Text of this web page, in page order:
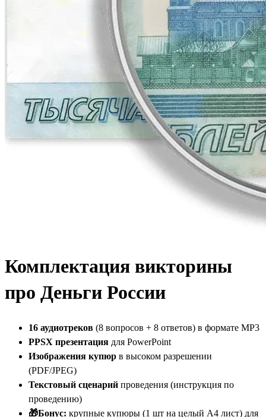
Комплектация викторины
про Деньги России
16 аудиотреков (8 вопросов + 8 ответов) в формате MP3
PPSX презентация для PowerPoint
Изображения купюр в высоком разрешении
(PDF/JPEG)
Текстовый сценарий проведения (инструкция по
проведению)
🎁Бонус: крупные купюры (1 шт на целый А4 лист) для